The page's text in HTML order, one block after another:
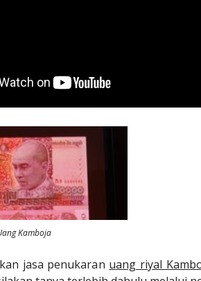
Kamboja
jasa penukaran uang riyal